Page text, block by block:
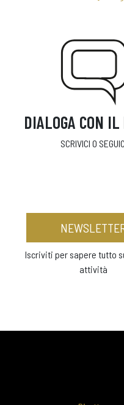
DIALOGA CON IL
SCRIVICI O
Iscriviti per sapere tutto
attività